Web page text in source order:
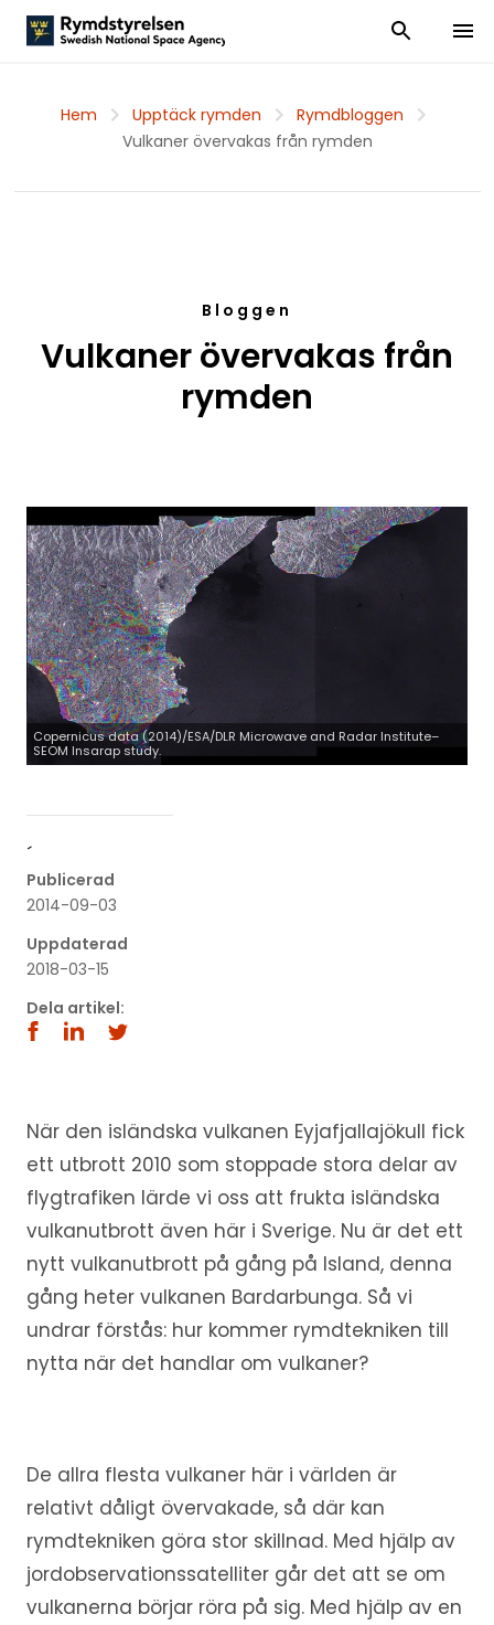
Visa och dölj
Visa
Hem Upptäck rymden
Rymdbloggen
Vulkaner övervakas från rymden
Bloggen
Vulkaner övervakas från
rymden
Copernicus data (2014)/ESA/DLR Microwave and Radar Institute–
SEOM Insarap study.
´
Publicerad
2014-09-03
Uppdaterad
2018-03-15
Dela artikel:
När den isländska vulkanen Eyjafjallajökull fick
ett utbrott 2010 som stoppade stora delar av
flygtrafiken lärde vi oss att frukta isländska
vulkanutbrott även här i Sverige. Nu är det ett
nytt vulkanutbrott på gång på Island, denna
gång heter vulkanen Bardarbunga. Så vi
undrar förstås: hur kommer rymdtekniken till
nytta när det handlar om vulkaner?
De allra flesta vulkaner här i världen är
relativt dåligt övervakade, så där kan
rymdtekniken göra stor skillnad. Med hjälp av
jordobservationssatelliter går det att se om
vulkanerna börjar röra på sig. Med hjälp av en